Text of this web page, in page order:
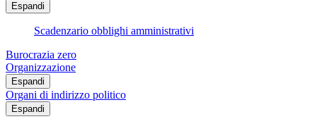
Espandi
Scadenzario obblighi amministrativi
Burocrazia zero
Organizzazione
Espandi
Organi di indirizzo politico
Espandi